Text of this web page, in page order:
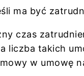
ma być
czas
liczba takich
w umowę